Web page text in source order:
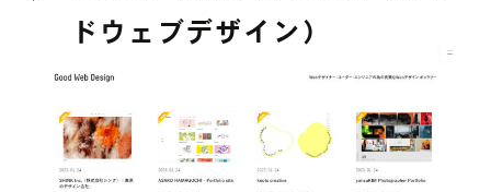
ドウェブデザイン）